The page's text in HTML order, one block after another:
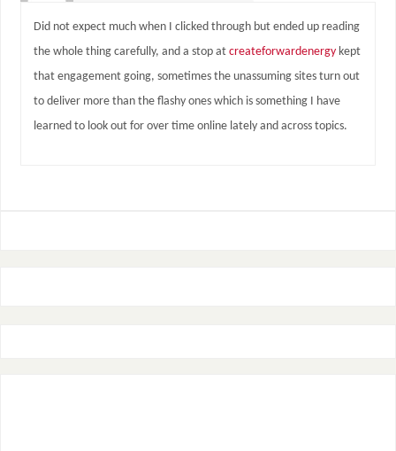
Did not expect much when I clicked through but ended up reading
the whole thing carefully, and a stop at createforwardenergykept
that engagement going, sometimes the unassuming sites turn out
to deliver more than the flashy ones which is something I have
learned to look out for over time online lately and across topics.